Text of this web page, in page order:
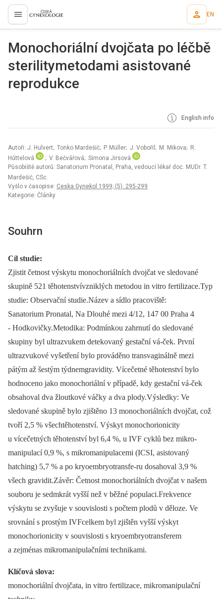
proLékaře.cz EN
Monochoriální dvojčata po léčbě
sterilitymetodami asistované
reprodukce
English info
Autoři: J. Hulvert; Tonko Mardešič; P. Müller; J. Vobořil; M. Mikova; R.
Hűttelová
; V. Bečvářová; Simona Jirsová
Působiště autorů: Sanatorium Pronatal, Praha, vedoucí lékař doc. MUDr. T.
Mardešič, CSc.
Vyšlo v časopise: Ceska Gynekol 1999; (5): 295-299
Kategorie: Články
Souhrn
Cíl studie:
Zjistit četnost výskytu monochoriálních dvojčat ve sledované
skupině 521 těhotenstvívzniklých metodou in vitro fertilizace.Typ
studie: Observační studie.Název a sídlo pracoviště:
Sanatorium Pronatal, Na Dlouhé mezi 4/12, 147 00 Praha 4
-⁠ Hodkovičky.Metodika: Podmínkou zahrnutí do sledované
skupiny byl ultrazvukem detekovaný gestační vá-ček. První
ultrazvukové vyšetření bylo prováděno transvaginálně mezi
pátým až šestým týdnemgravidity. Vícečetné těhotenství bylo
hodnoceno jako monochoriální v případě, kdy gestační vá-ček
obsahoval dva žloutkové váčky a dva plody.Výsledky: Ve
sledované skupině bylo zjištěno 13 monochoriálních dvojčat, což
tvoří 2,5 % všechtěhotenství. Výskyt monochorionicity
u vícečetných těhotenství byl 6,4 %, u IVF cyklů bez mikro-
manipulací 0,9 %, s mikromanipulacemi (ICSI, asistovaný
hatching) 5,7 % a po kryoembryotransfe-ru dosahoval 3,9 %
všech gravidit.Závěr: Četnost monochoriálních dvojčat v našem
souboru je sedmkrát vyšší než v běžné populaci.Frekvence
výskytu se zvyšuje v souvislosti s počtem plodů v děloze. Ve
srovnání s prostým IVFcelkem byl zjištěn vyšší výskyt
monochorionicity v souvislosti s kryoembryotransferem
a zejménas mikromanipulačními technikami.
Klíčová slova:
monochoriální dvojčata, in vitro fertilizace, mikromanipulační